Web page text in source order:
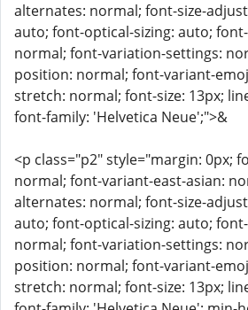
alternates: normal; font-size-
auto; font-optical-sizing: auto;
normal; font-variation-settings:
position: normal; font-variant-
stretch: normal; font-size: 13px;
font-family: 'Helvetica Neue';">&
<p class="p2" style="margin: 0px;
normal; font-variant-east-asian:
alternates: normal; font-size-
auto; font-optical-sizing: auto;
normal; font-variation-settings:
position: normal; font-variant-
stretch: normal; font-size: 13px;